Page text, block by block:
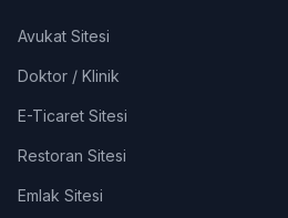
Avukat Sitesi
Doktor / Klinik
E-Ticaret Sitesi
Restoran Sitesi
Emlak Sitesi